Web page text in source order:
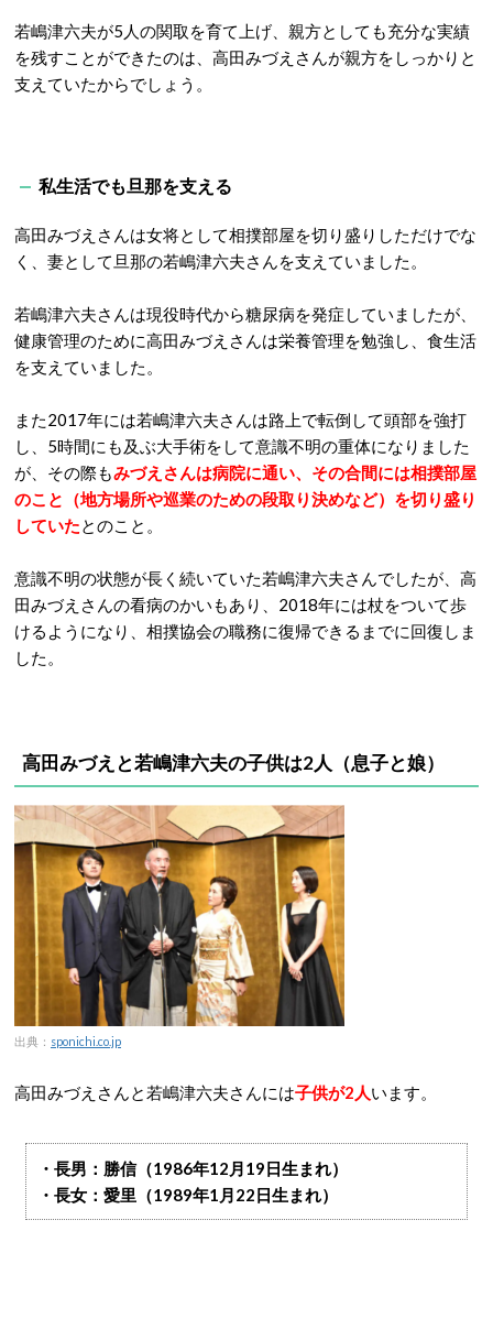
若嶋津六夫が5人の関取を育て上げ、親方としても充分な実績
を残すことができたのは、高田みづえさんが親方をしっかりと
支えていたからでしょう。
私生活でも旦那を支える
高田みづえさんは女将として相撲部屋を切り盛りしただけでな
く、妻として旦那の若嶋津六夫さんを支えていました。
若嶋津六夫さんは現役時代から糖尿病を発症していましたが、
健康管理のために高田みづえさんは栄養管理を勉強し、食生活
を支えていました。
また2017年には若嶋津六夫さんは路上で転倒して頭部を強打
し、5時間にも及ぶ大手術をして意識不明の重体になりました
が、その際もみづえさんは病院に通い、その合間には相撲部屋
のこと（地方場所や巡業のための段取り決めなど）を切り盛り
していたとのこと。
意識不明の状態が長く続いていた若嶋津六夫さんでしたが、高
田みづえさんの看病のかいもあり、2018年には杖をついて歩
けるようになり、相撲協会の職務に復帰できるまでに回復しま
した。
高田みづえと若嶋津六夫の子供は2人（息子と娘）
出典： sponichi.co.jp
高田みづえさんと若嶋津六夫さんには子供が2人います。
・長男：勝信（1986年12月19日生まれ）
・長女：愛里（1989年1月22日生まれ）